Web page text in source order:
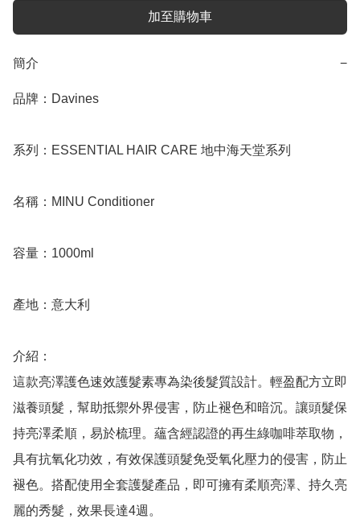
加至購物車
簡介 −
品牌：Davines
系列：ESSENTIAL HAIR CARE 地中海天堂系列
名稱：MINU Conditioner
容量：1000ml
產地：意大利
介紹：
這款亮澤護色速效護髮素專為染後髮質設計。輕盈配方立即
滋養頭髮，幫助抵禦外界侵害，防止褪色和暗沉。讓頭髮保
持亮澤柔順，易於梳理。蘊含經認證的再生綠咖啡萃取物，
具有抗氧化功效，有效保護頭髮免受氧化壓力的侵害，防止
褪色。搭配使用全套護髮產品，即可擁有柔順亮澤、持久亮
麗的秀髮，效果長達4週。